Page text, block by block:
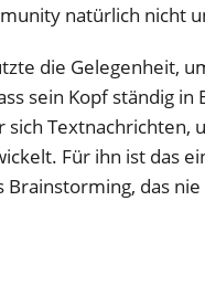
natürlich nicht
die Gelegenheit,
sein Kopf ständig
sich Textnachrichten,
Für ihn ist das
Brainstorming, das